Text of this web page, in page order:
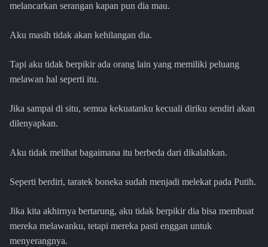
melancarkan serangan kapan pun dia mau.
Aku masih tidak akan kehilangan dia.
Tapi aku tidak berpikir ada orang lain yang memiliki peluang
melawan hal seperti itu.
Jika sampai di situ, semua kekuatanku kecuali diriku sendiri akan
dilenyapkan.
Aku tidak melihat bagaimana itu berbeda dari dikalahkan.
Seperti berdiri, taratek boneka sudah menjadi melekat pada Putih.
Jika kita akhirnya bertarung, aku tidak berpikir dia bisa membuat
mereka melawanku, tetapi mereka pasti enggan untuk
menyerangnya.